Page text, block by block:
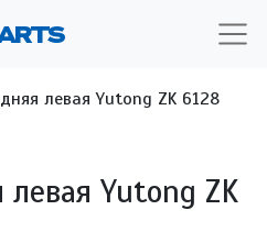
левая Yutong ZK 6128
Yutong ZK